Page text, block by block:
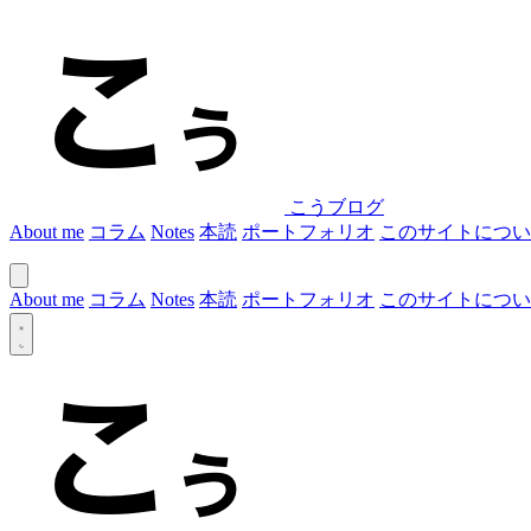
こうブログ
About me コラム Notes 本読 ポートフォリオ このサイトにつ
About me コラム Notes 本読 ポートフォリオ このサイトにつ